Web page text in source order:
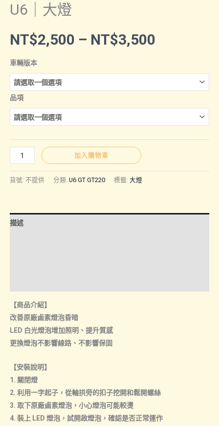
U6｜大燈
NT$2,500 – NT$3,500
範
到
車輛版本
品項
｜
大
量
加入購物車
貨號: 不提供 分類: U6 GT GT220 標籤: 大燈
描述
【商品介紹】
改善原廠鹵素燈泡昏暗
LED 白光燈泡增加照明、提升質感
更換燈泡不影響線路、不影響保固
【安裝說明】
1. 關閉燈
2. 利用一字起子，從輪拱旁的扣子挖開和鬆開螺絲
3. 取下原廠鹵素燈泡，小心燈泡可能較燙
4. 裝上 LED 燈泡，試開啟燈泡，確認是否正常運作